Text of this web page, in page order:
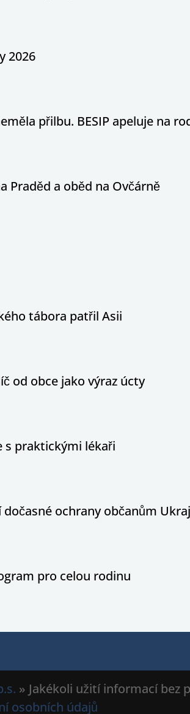
2026
přilbu. BESIP apeluje na
Praděd a oběd na Ovčárně
tábora patřil Asii
od obce jako výraz úcty
s praktickými lékaři
ochrany občanům
pro celou rodinu
» Jakékoli užití informací bez
osobních údajů